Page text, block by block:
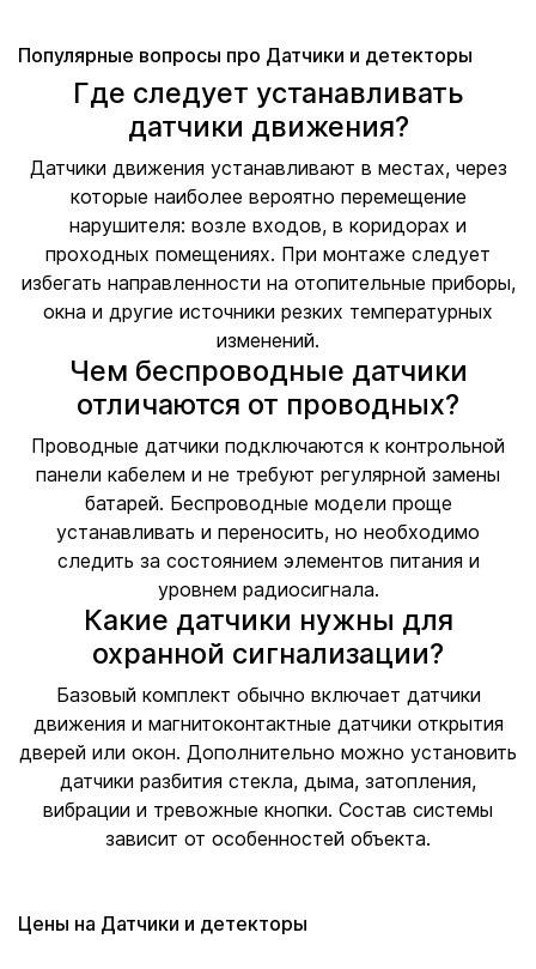
Популярные вопросы про Датчики и детекторы
Где следует устанавливать
датчики движения?
Датчики движения устанавливают в местах, через
которые наиболее вероятно перемещение
нарушителя: возле входов, в коридорах и
проходных помещениях. При монтаже следует
избегать направленности на отопительные приборы,
окна и другие источники резких температурных
изменений.
Чем беспроводные датчики
отличаются от проводных?
Проводные датчики подключаются к контрольной
панели кабелем и не требуют регулярной замены
батарей. Беспроводные модели проще
устанавливать и переносить, но необходимо
следить за состоянием элементов питания и
уровнем радиосигнала.
Какие датчики нужны для
охранной сигнализации?
Базовый комплект обычно включает датчики
движения и магнитоконтактные датчики открытия
дверей или окон. Дополнительно можно установить
датчики разбития стекла, дыма, затопления,
вибрации и тревожные кнопки. Состав системы
зависит от особенностей объекта.
Цены на Датчики и детекторы